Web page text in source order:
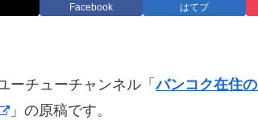
Facebook はてブ
ーチューチャンネル「バンコク在住
」の原稿です。